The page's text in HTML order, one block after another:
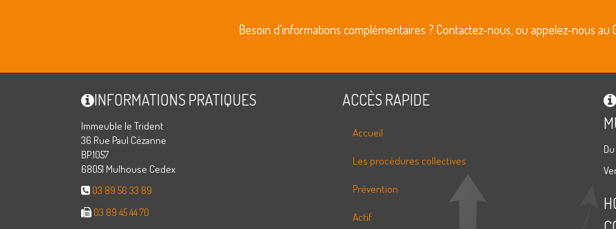
Besoin d'informations complémentaires ? Contactez-nous, ou appelez-nous au
INFORMATIONS PRATIQUES
Immeuble le Trident
36 Rue Paul Cézanne
BP.1057
68051 Mulhouse Cedex
03 89 56 33 89
03 89 45 44 70
ACCÈS RAPIDE
Accueil
Les procédures collectives
Prévention
Actif